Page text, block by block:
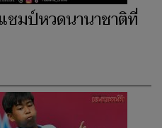
ชมป์หวดนานาชาติที่